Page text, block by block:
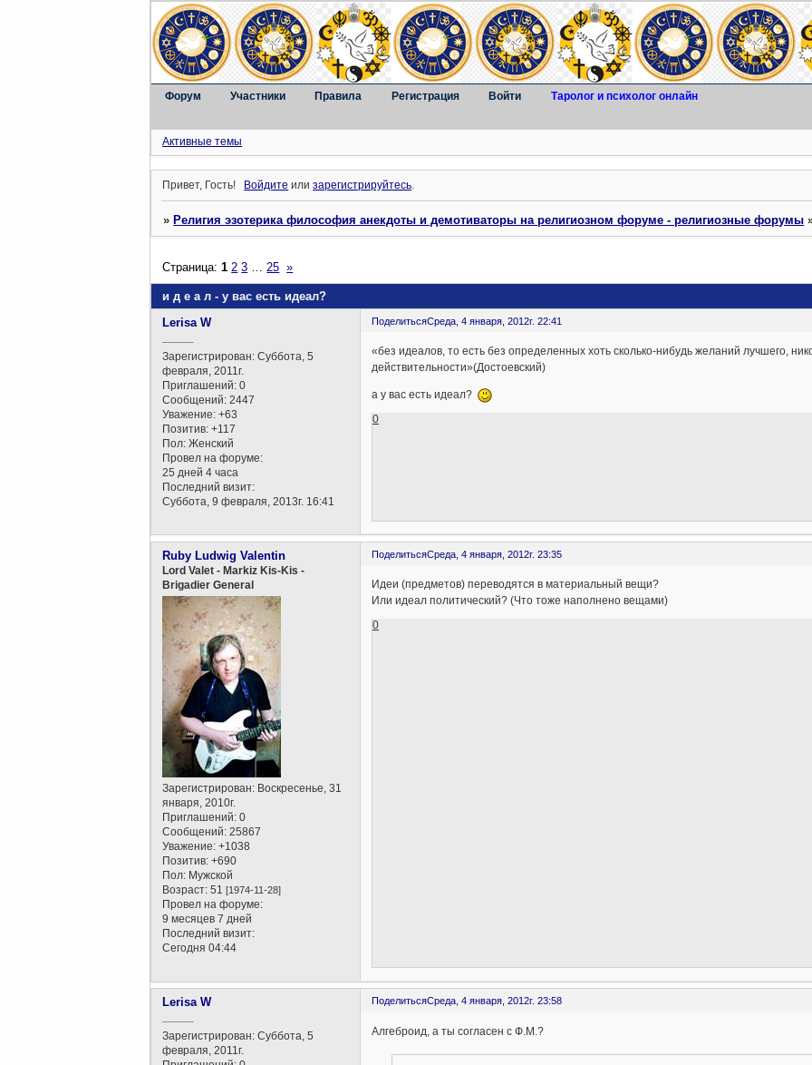
Форум Участники Правила Регистрация Войти Таролог и психолог онлайн
Активные темы
Привет, Гость! Войдите илизарегистрируйтесь.
»Религия эзотерика философия анекдоты и демотиваторы на религиозном форуме - религиозные форумы
и д е а л - у вас есть идеал?
Страница:1 2 3 25 »
ПоделитьсяСреда, 4 января, 2012г. 22:41
Lerisa W
Зарегистрирован: Суббота, 5
февраля, 2011г.
Приглашений: 0
Сообщений: 2447
Уважение: +63
Позитив: +117
Пол: Женский
Провел на форуме:
25 дней 4 часа
Последний визит:
Суббота, 9 февраля, 2013г. 16:41
«без идеалов, то есть без определенных хоть сколько-нибудь желаний лучшего,
действительности»(Достоевский)
а у вас есть идеал?
0
ПоделитьсяСреда, 4 января, 2012г. 23:35
Ruby Ludwig Valentin
Lord Valet - Markiz Kis-Kis -
Brigadier General
Зарегистрирован: Воскресенье, 31
января, 2010г.
Приглашений: 0
Сообщений: 25867
Уважение: +1038
Позитив: +690
Пол: Мужской
Возраст: 51[1974-11-28]
Провел на форуме:
9 месяцев 7 дней
Последний визит:
Сегодня 04:44
Идеи (предметов) переводятся в материальный вещи?
Или идеал политический? (Что тоже наполнено вещами)
0
ПоделитьсяСреда, 4 января, 2012г. 23:58
Lerisa W
Зарегистрирован: Суббота, 5
февраля, 2011г.
Алгеброид, а ты согласен с Ф.М.?